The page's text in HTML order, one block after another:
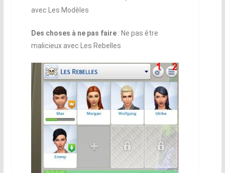
avec Les Modèles
Des choses à ne pas faire: Ne pas être
malicieux avec Les Rebelles